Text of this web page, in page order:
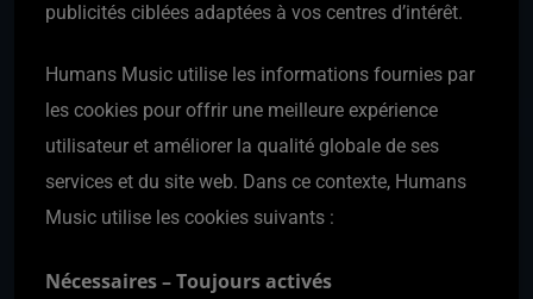
publicités ciblées adaptées à vos centres d’intérêt.
Humans Music utilise les informations fournies par
les cookies pour offrir une meilleure expérience
utilisateur et améliorer la qualité globale de ses
services et du site web. Dans ce contexte, Humans
Music utilise les cookies suivants :
Nécessaires – Toujours activés